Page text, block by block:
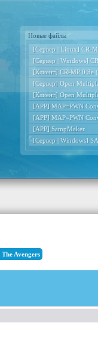
Новые файлы
[Сервер | Linux] CR-
[Сервер | Windows]
[Клиент] CR-MP 0.3e
[Сервер] Open
[Клиент] Open
[APP] MAP=PWN
[APP] MAP=PWN
[APP] SampMaker
[Сервер | Windows]
Avengers